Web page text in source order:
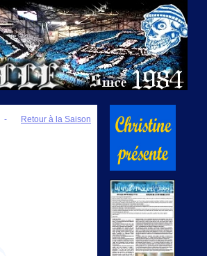
- Retour à la Saison